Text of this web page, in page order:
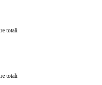
totali
totali